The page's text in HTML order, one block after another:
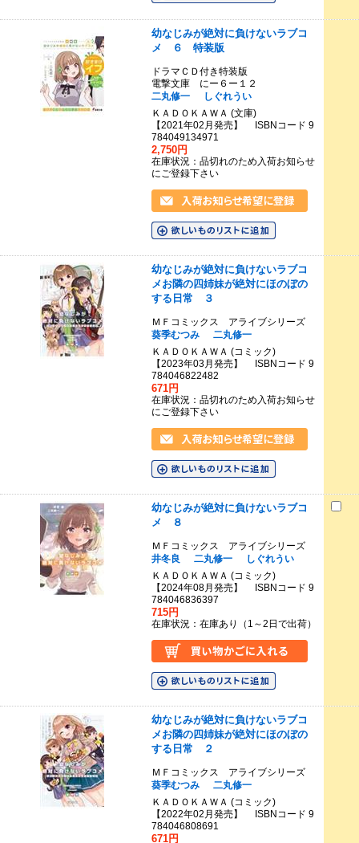
幼なじみが絶対に負けないラブコ
メ ６ 特装版
ドラマＣＤ付き特装版
電撃文庫 にー６ー１２
二丸修一
しぐれうい
ＫＡＤＯＫＡＷＡ (文庫)
【2021年02月発売】 ISBNコード 9
784049134971
2,750円
在庫状況：品切れのため入荷お知らせ
にご登録下さい
幼なじみが絶対に負けないラブコ
メお隣の四姉妹が絶対にほのぼの
する日常 ３
ＭＦコミックス アライブシリーズ
葵季むつみ
二丸修一
ＫＡＤＯＫＡＷＡ (コミック)
【2023年03月発売】 ISBNコード 9
784046822482
671円
在庫状況：品切れのため入荷お知らせ
にご登録下さい
幼なじみが絶対に負けないラブコ
メ ８
ＭＦコミックス アライブシリーズ
井冬良
二丸修一
しぐれうい
ＫＡＤＯＫＡＷＡ (コミック)
【2024年08月発売】 ISBNコード 9
784046836397
715円
在庫状況：在庫あり（1～2日で出荷）
幼なじみが絶対に負けないラブコ
メお隣の四姉妹が絶対にほのぼの
する日常 ２
ＭＦコミックス アライブシリーズ
葵季むつみ
二丸修一
ＫＡＤＯＫＡＷＡ (コミック)
【2022年02月発売】 ISBNコード 9
784046808691
671円